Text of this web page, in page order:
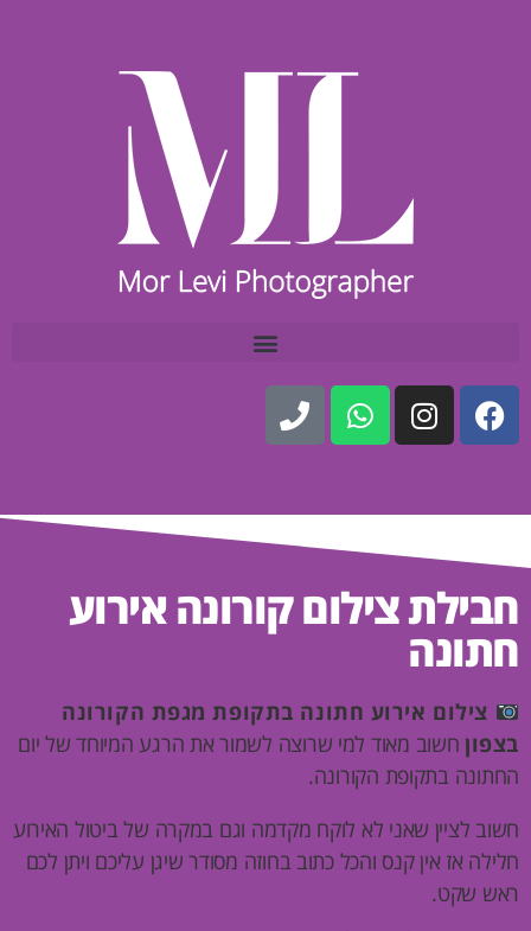
חבילת צילום קורונה אירוע
חתונה
צילום אירוע חתונה בתקופת מגפת הקורונה
בצפון חשוב מאוד למי שרוצה לשמור את הרגע המיוחד של יום
החתונה בתקופת הקורונה.
חשוב לציין שאני לא לוקח מקדמה וגם במקרה של ביטול האירוע
חלילה אז אין קנס והכל כתוב בחוזה מסודר שיגן עליכם ויתן לכם
ראש שקט.